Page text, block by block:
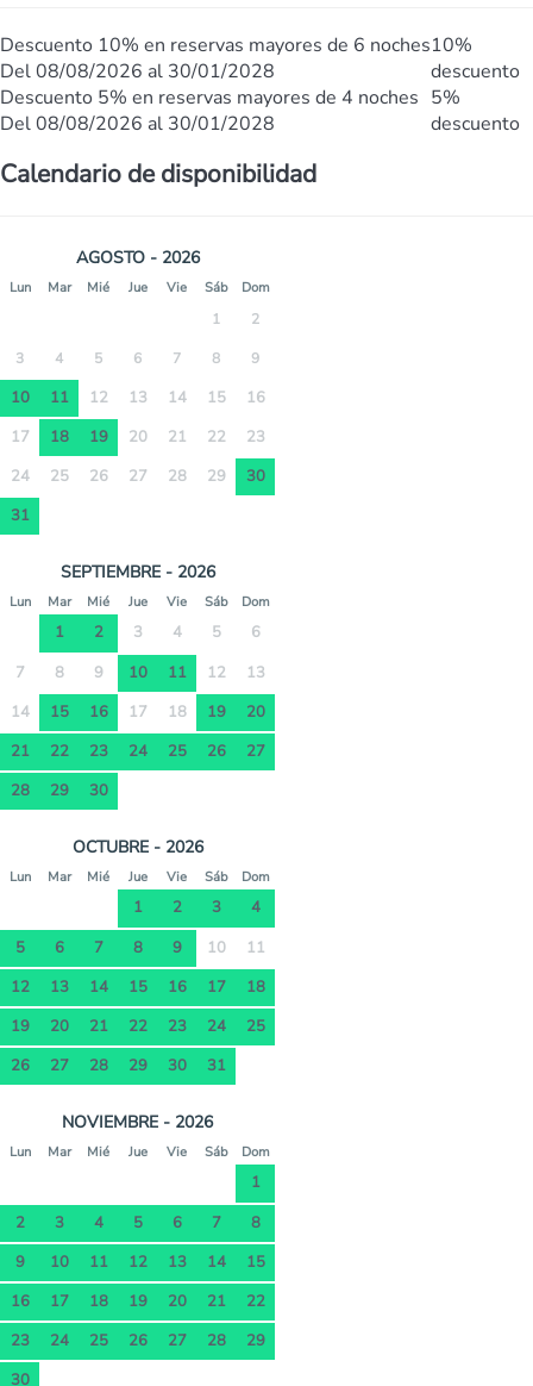
Descuento 10% en reservas mayores de 6 noches
Del 08/08/2026 al 30/01/2028
10%
descuento
Descuento 5% en reservas mayores de 4 noches
Del 08/08/2026 al 30/01/2028
5%
descuento
Calendario de disponibilidad
AGOSTO - 2026
Lun Mar Mié Jue Vie Sáb Dom
1 2
3 4 5 6 7 8 9
10 11 12 13 14 15
16
17
18 19 20 21 22
23
24
25 26 27 28 29
30
31
SEPTIEMBRE - 2026
Lun Mar Mié Jue Vie Sáb Dom
1 2 3 4 5
6
7
8 9 10 11 12
13
14
15 16 17 18 19
20
21
22 23 24 25 26
27
28
29 30
OCTUBRE - 2026
Lun Mar Mié Jue Vie Sáb Dom
1 2 3
4
5
6 7 8 9 10
11
12
13 14 15 16 17
18
19
20 21 22 23 24
25
26
27 28 29 30 31
NOVIEMBRE - 2026
Lun Mar Mié Jue Vie Sáb Dom
1
2
3 4 5 6 7
8
9
10 11 12 13 14
15
16
17 18 19 20 21
22
23
24 25 26 27 28
29
30